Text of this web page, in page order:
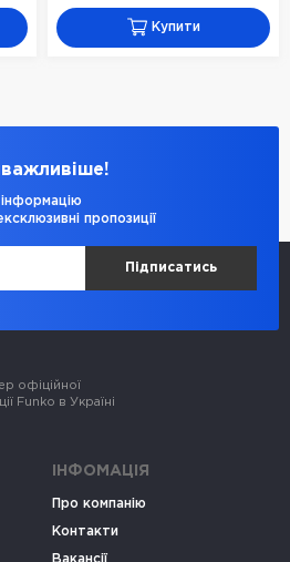
Купити
пропозиції
Підписатись
офіційної
Funko в Україні
ІНФОМАЦІЯ
Про компанію
Контакти
Вакансії